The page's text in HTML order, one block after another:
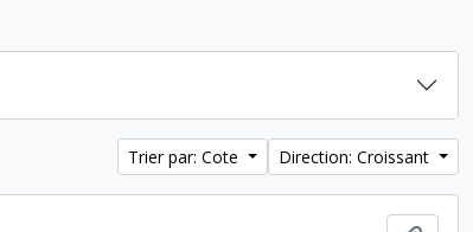
Trier par: Cote Direction: Croissant